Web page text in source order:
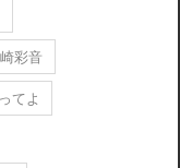
彩音
てよ